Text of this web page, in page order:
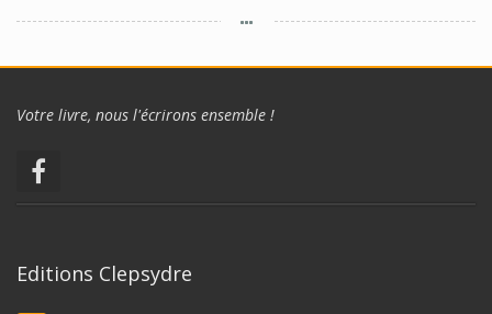
Votre livre, nous l'écrirons ensemble !
Editions Clepsydre